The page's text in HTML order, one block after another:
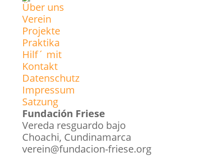
Über uns
Verein
Projekte
Praktika
Hilf´ mit
Kontakt
Datenschutz
Impressum
Satzung
Fundación Friese
Vereda resguardo bajo
Choachi, Cundinamarca
verein@fundacion-friese.org